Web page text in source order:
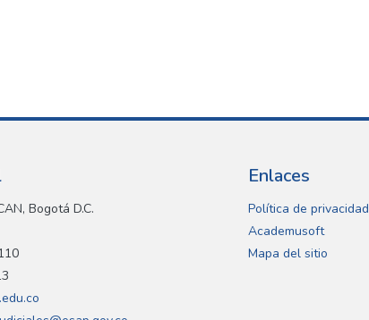
Bogotá D.C.
Enlaces
Política de privacidad
Academusoft
Mapa del sitio